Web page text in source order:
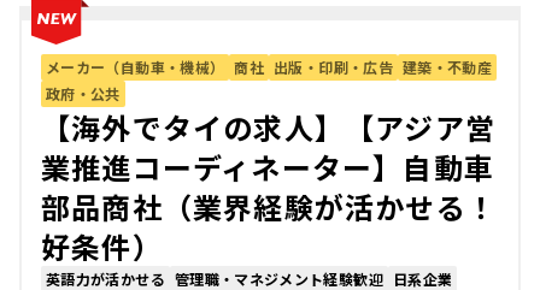
メーカー（自動車・機械） 商社 出版・印刷・広告 建築・不動産
政府・公共
【海外でタイの求人】【アジア営
業推進コーディネーター】自動車
部品商社（業界経験が活かせる！
好条件）
英語力が活かせる 管理職・マネジメント経験歓迎 日系企業